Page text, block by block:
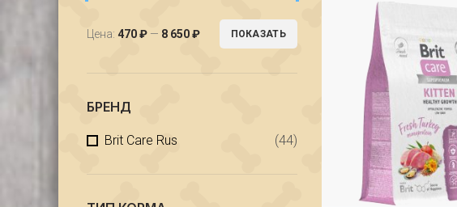
ПОКАЗАТЬ
Цена: 470 ₽ — 8 650 ₽
БРЕНД
Brit Care Rus (44)